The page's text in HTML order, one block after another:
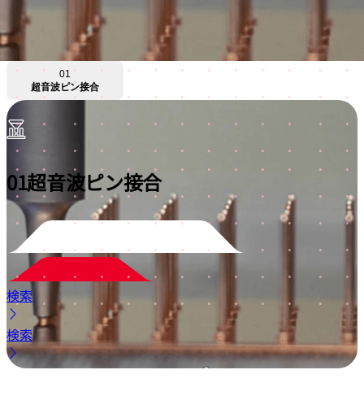
01
超音波ピン接合
01超音波ピン接合
検索
検索